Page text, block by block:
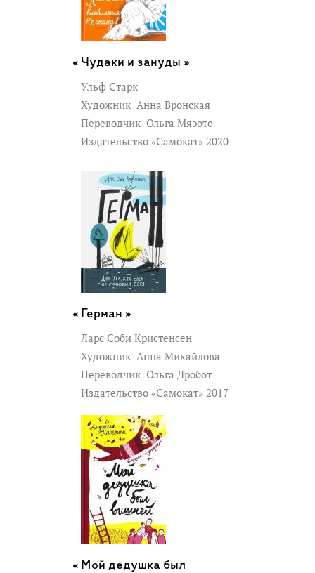
Чудаки и зануды »
Ульф Старк
Художник Анна Вронская
Переводчик Ольга Мяэотс
Издательство «Самокат» 2020
Герман »
Ларс Соби Кристенсен
Художник Анна Михайлова
Переводчик Ольга Дробот
Издательство «Самокат» 2017
Мой дедушка был